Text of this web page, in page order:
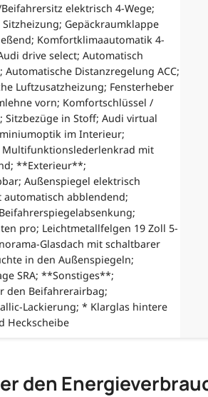
elektrisch 4-Wege;
Gepäckraumklappe
Komfortklimaautomatik 4-
drive select; Automatisch
Distanzregelung ACC;
Luftzusatzheizung; Fensterheber
vorn; Komfortschlüssel /
in Stoff; Audi virtual
im Interieur;
Multifunktionslederlenkrad mit
**Exterieur**;
Außenspiegel elektrisch
abblendend;
pro; Leichtmetallfelgen 19 Zoll 5-
Glasdach mit schaltbarer
in den Außenspiegeln;
SRA; **Sonstiges**;
den Beifahrerairbag;
Lackierung; * Klarglas hintere
Heckscheibe
den